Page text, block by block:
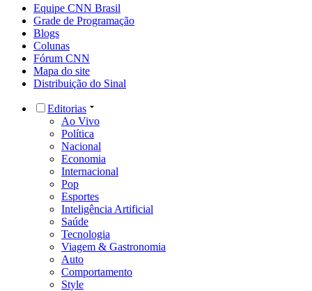
Equipe CNN Brasil
Grade de Programação
Blogs
Colunas
Fórum CNN
Mapa do site
Distribuição do Sinal
Editorias
Ao Vivo
Política
Nacional
Economia
Internacional
Pop
Esportes
Inteligência Artificial
Saúde
Tecnologia
Viagem & Gastronomia
Auto
Comportamento
Style